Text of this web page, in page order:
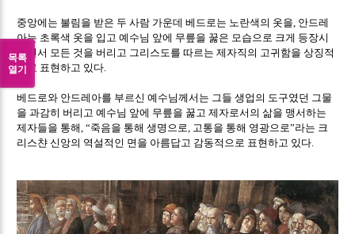
중앙에는 불림을 받은 두 사람 가운데 베드로는 노란색의 옷을 안드레
아는 초록색 옷을 입고 예수님 앞에 무릎을 꿇은 모습으로 크게 등장시
키면서 모든 것을 버리고 그리스도를 따르는 제자직의 고귀함을 상징적
으로 표현하고 있다
베드로와 안드레아를 부르신 예수님께서는 그들 생업의 도구였던 그물
을 과감히 버리고 예수님 앞에 무릎을 꿇고 제자로서의 삶을 맹서하는
제자들을 통해 , “죽음을 통해 생명으로 고통을 통해 영광으로”라는 크
리스챤 신앙의 역설적인 면을 아름답고 감동적으로 표현하고 있다
목록
열기